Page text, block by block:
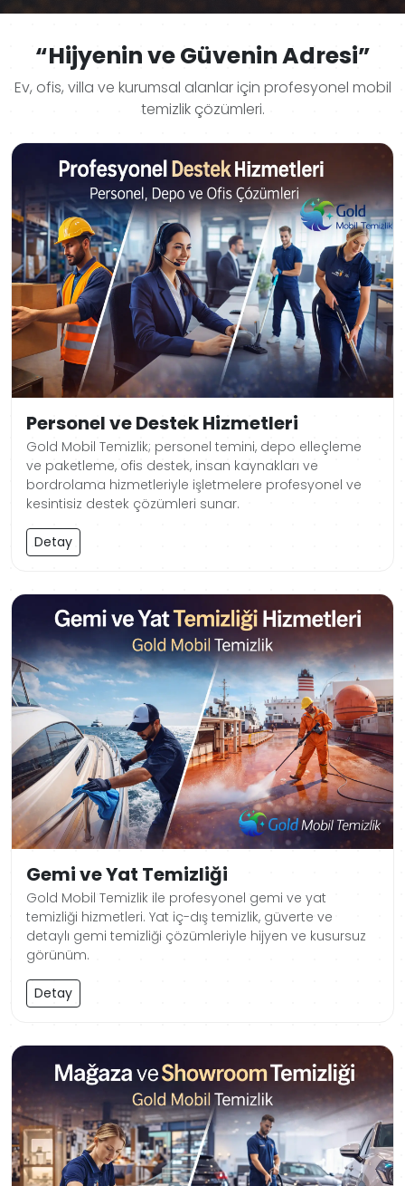
“Hijyenin ve Güvenin Adresi”
Ev, ofis, villa ve kurumsal alanlar için profesyonel mobil
temizlik çözümleri.
Personel ve Destek Hizmetleri
Gold Mobil Temizlik; personel temini, depo elleçleme
ve paketleme, ofis destek, insan kaynakları ve
bordrolama hizmetleriyle işletmelere profesyonel ve
kesintisiz destek çözümleri sunar.
Detay
Gemi ve Yat Temizliği
Gold Mobil Temizlik ile profesyonel gemi ve yat
temizliği hizmetleri. Yat iç-dış temizlik, güverte ve
detaylı gemi temizliği çözümleriyle hijyen ve kusursuz
görünüm.
Detay